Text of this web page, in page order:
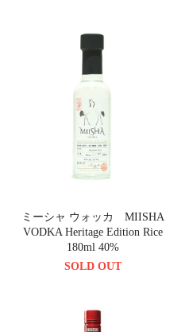
ミーシャ ウォッカ MIISHA
VODKA Heritage Edition Rice
180ml 40%
SOLD OUT